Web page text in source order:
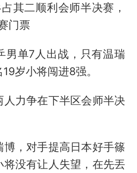
其二顺利会师半决赛，
门票
男单7人出战，只有温瑞
岁小将闯进8强。
人力争在下半区会师半决
博，对手提高日本好手篠
将没有让人失望，在先丟